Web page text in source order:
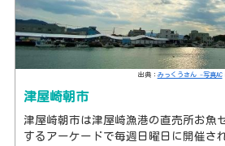
出典： みっくうさん -写真AC
津屋崎朝市
津屋崎朝市は津屋崎漁港の直売所お魚
するアーケードで毎週日曜日に開催さ